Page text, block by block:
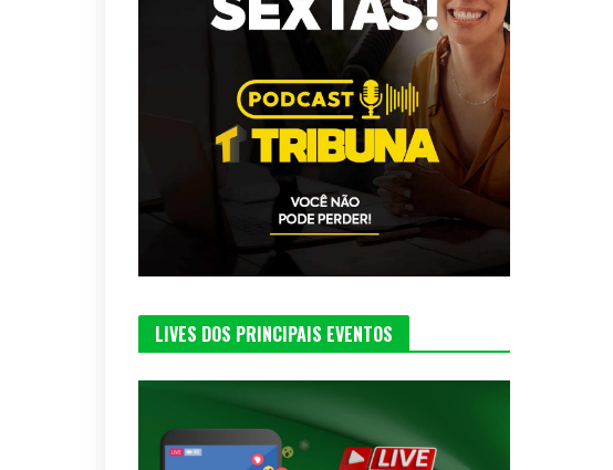
LIVES DOS PRINCIPAIS EVENTOS